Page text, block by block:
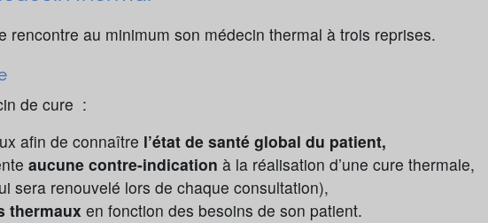
rencontre au minimum son médecin thermal à trois reprises.
de cure :
afin de connaître l’état de santé global du patient,
aucune contre-indication à la réalisation d’une cure thermale,
sera renouvelé lors de chaque consultation),
thermaux en fonction des besoins de son patient.